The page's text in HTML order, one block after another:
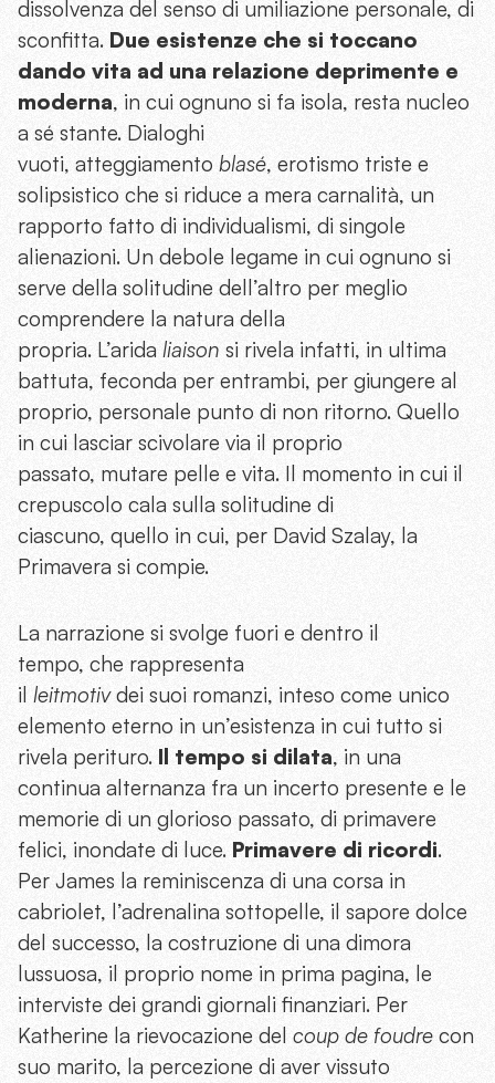
dissolvenza del senso di umiliazione personale, di
sconfitta. Due esistenze che si toccano
dando vita ad una relazione deprimente e
moderna, in cui ognuno si fa isola, resta nucleo
a sé stante. Dialoghi
vuoti, atteggiamento blasé, erotismo triste e
solipsistico che si riduce a mera carnalità, un
rapporto fatto di individualismi, di singole
alienazioni. Un debole legame in cui ognuno si
serve della solitudine dell’altro per meglio
comprendere la natura della
propria. L’arida liaison si rivela infatti, in ultima
battuta, feconda per entrambi, per giungere al
proprio, personale punto di non ritorno. Quello
in cui lasciar scivolare via il proprio
passato, mutare pelle e vita. Il momento in cui il
crepuscolo cala sulla solitudine di
ciascuno, quello in cui, per David Szalay, la
Primavera si compie.
La narrazione si svolge fuori e dentro il
tempo, che rappresenta
il leitmotivdei suoi romanzi, inteso come unico
elemento eterno in un’esistenza in cui tutto si
rivela perituro. Il tempo si dilata, in una
continua alternanza fra un incerto presente e le
memorie di un glorioso passato, di primavere
felici, inondate di luce. Primavere di ricordi.
Per James la reminiscenza di una corsa in
cabriolet, l’adrenalina sottopelle, il sapore dolce
del successo, la costruzione di una dimora
lussuosa, il proprio nome in prima pagina, le
interviste dei grandi giornali finanziari. Per
Katherine la rievocazione del coup de foudre con
suo marito, la percezione di aver vissuto